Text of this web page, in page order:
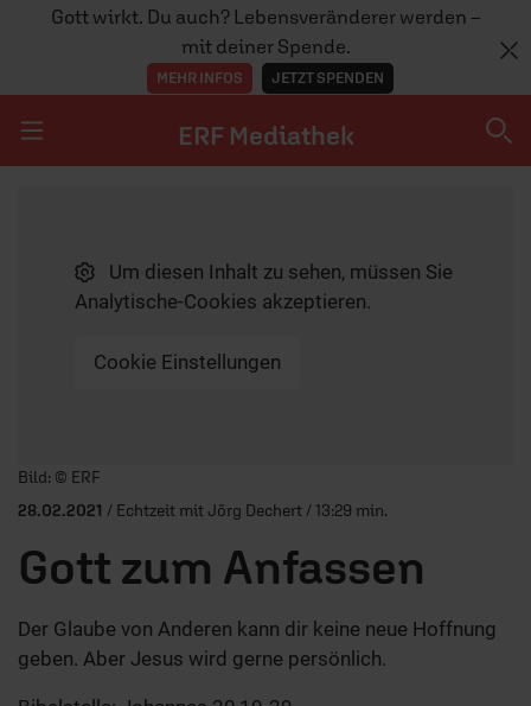
Gott wirkt. Du auch? Lebensveränderer werden –
mit deiner Spende.
MEHR INFOS JETZT SPENDEN
ERF Mediathek
SENDUNGEN A-ZUm diesen Inhalt zu sehen, müssen Sie
Analytische-Cookies akzeptieren.
Cookie Einstellungen
Player starten/anhalten
Bild: © ERF
28.02.2021 / Echtzeit mit Jörg Dechert / 13:29 min.
Gott zum Anfassen
Der Glaube von Anderen kann dir keine neue Hoffnung
geben. Aber Jesus wird gerne persönlich.